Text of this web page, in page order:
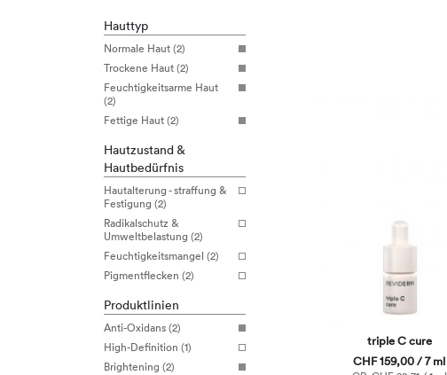
Hauttyp
Normale Haut (2)
Trockene Haut (2)
Feuchtigkeitsarme Haut
(2)
Fettige Haut (2)
Hautzustand &
Hautbedürfnis
Hautalterung - straffung &
Festigung (2)
Radikalschutz &
Umweltbelastung (2)
Feuchtigkeitsmangel (2)
Pigmentflecken (2)
Produktlinien
Anti-Oxidans (2)
High-Definition (1)
Brightening (2)
triple C cure
CHF 159,00 / 7 ml